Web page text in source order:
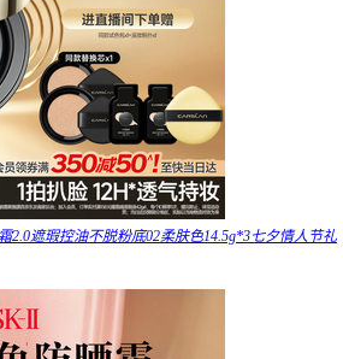
2.0遮瑕控油不脱粉底02柔肤色14.5g*3七夕情人节礼